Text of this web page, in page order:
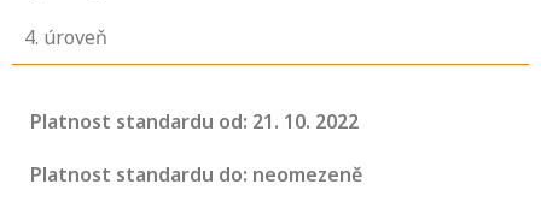
4. úroveň
Platnost standardu od: 21. 10. 2022
Platnost standardu do: neomezeně